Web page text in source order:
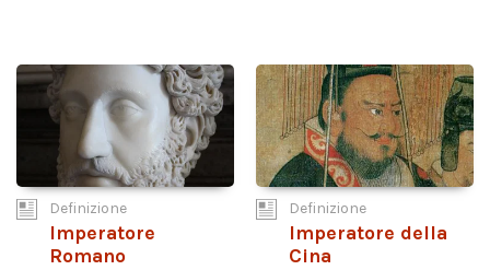
Definizione
Imperatore
Romano
Definizione
Imperatore della
Cina